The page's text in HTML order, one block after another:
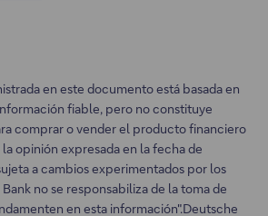
en este documento está basada en
fiable, pero no constituye
comprar o vender el producto financiero
opinión expresada en la fecha de
a cambios experimentados por los
no se responsabiliza de la toma de
en esta información".Deutsche